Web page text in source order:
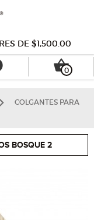
DE $1,500.00
0
shopping_basket
COLGANTES PARA
BOSQUE 2